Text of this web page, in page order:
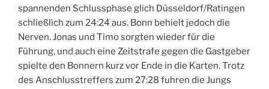
spannenden Schlussphase glich Düsseldorf/Ratingen
schließlich zum 24:24 aus. Bonn behielt jedoch die
Nerven. Jonas und Timo sorgten wieder für die
Führung, und auch eine Zeitstrafe gegen die Gastgeber
spielte den Bonnern kurz vor Ende in die Karten. Trotz
des Anschlusstreffers zum 27:28 fuhren die Jungs